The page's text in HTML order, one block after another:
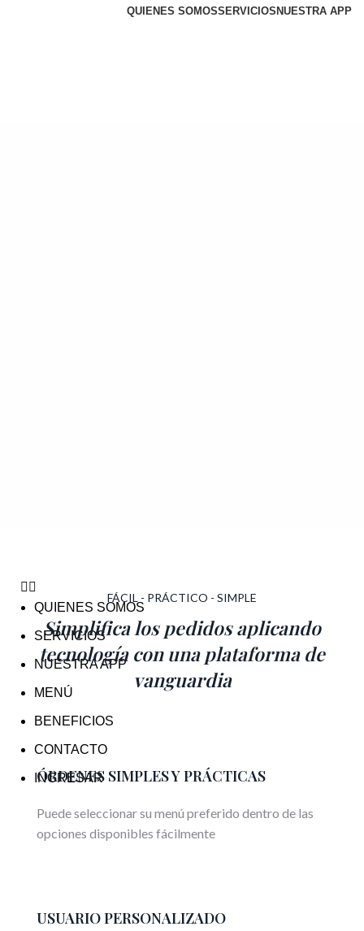
QUIENES SOMOSSERVICIOS NUESTRA APP
QUIENES SOMOS
SERVICIOS
NUESTRA APP
MENÚ
BENEFICIOS
CONTACTO
INGRESAR
FÁCIL - PRÁCTICO - SIMPLE
Simplifica los pedidos aplicando
tecnología con una plataforma de
vanguardia
ÓRDENES SIMPLES Y PRÁCTICAS
Puede seleccionar su menú preferido dentro de las
opciones disponibles fácilmente
USUARIO PERSONALIZADO